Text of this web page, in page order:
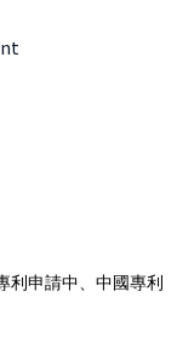
利申請中、中國專利